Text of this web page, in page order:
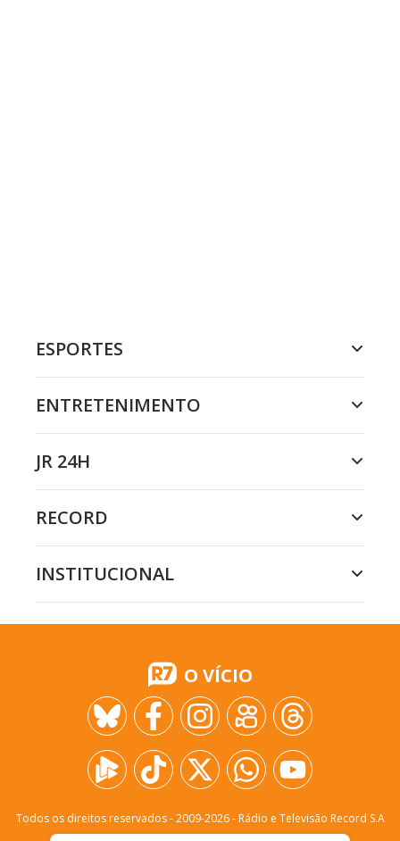
ESPORTES
ENTRETENIMENTO
JR 24H
RECORD
INSTITUCIONAL
O VÍCIO
Todos os direitos reservados - 2009-2026- Rádio e Televisão Record S.A